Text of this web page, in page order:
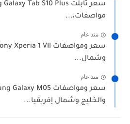
مواصفات،...
منذ عام
وشمال...
منذ عام
والخليج وشمال إفريقيا...